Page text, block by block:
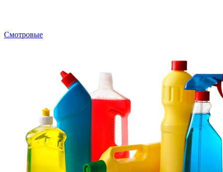
Смотровые